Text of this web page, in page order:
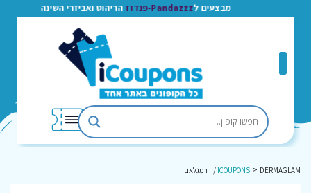
מבצעים לPandazzz-פנדזז הריהוט ואביזרי השינה
ICOUPONS > DERMAGLAM / דרמגלאם